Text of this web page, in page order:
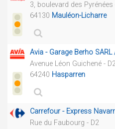
3, boulevard des Pyrénées
64130 Mauléon-Licharre
Avia - Garage Berho SARL
Avenue Léon Guichené -
64240 Hasparren
Carrefour - Express
Rue du Faubourg - D2